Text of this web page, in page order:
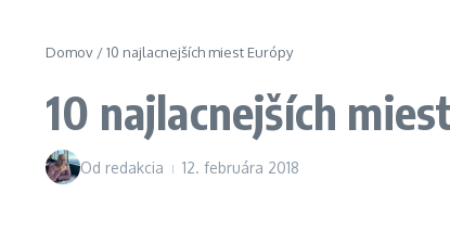
Domov /10 najlacnejších miest Európy
10 najlacnejších
Od redakcia 12. februára 2018